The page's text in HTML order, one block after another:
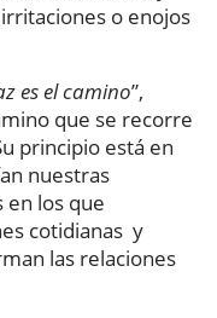
o enojos
es el camino”,
que se recorre
principio está en
nuestras
en los que
cotidianas y
las relaciones